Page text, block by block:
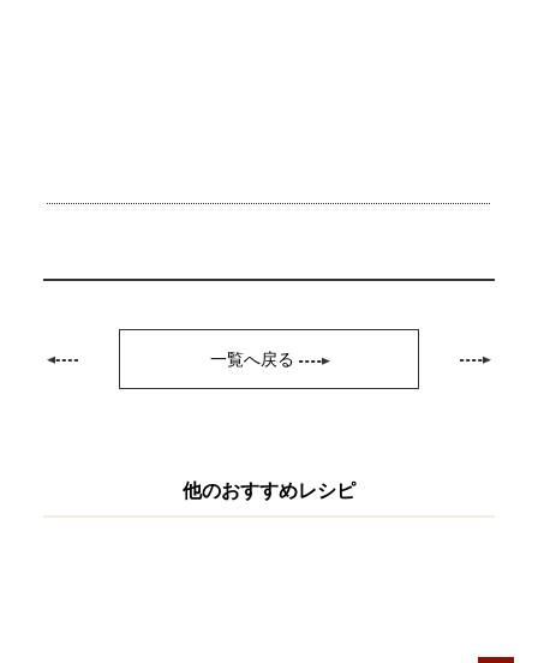
一覧へ戻る
他のおすすめレシピ